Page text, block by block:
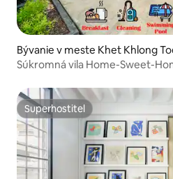
Bývanie v meste Khet Khlong
Súkromná vila Home-Sweet-
Superhostiteľ
Superhostiteľ